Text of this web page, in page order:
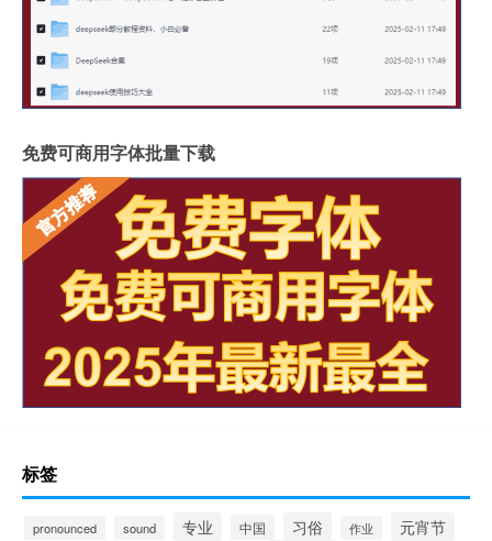
免费可商用字体批量下载
标签
pronounced sound 专业 中国 习俗 作业 元宵节